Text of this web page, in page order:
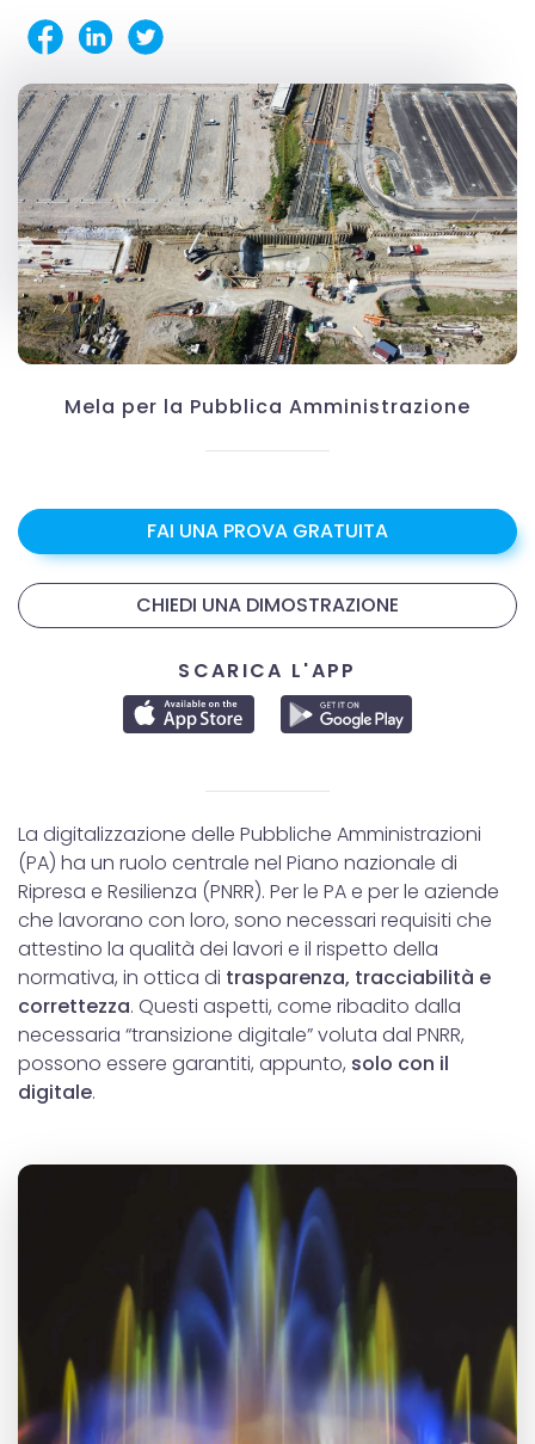
Mela per la Pubblica Amministrazione
FAI UNA PROVA GRATUITA
CHIEDI UNA DIMOSTRAZIONE
SCARICA L'APP
La digitalizzazione delle Pubbliche Amministrazioni
(PA) ha un ruolo centrale nel Piano nazionale di
Ripresa e Resilienza (PNRR). Per le PA e per le aziende
che lavorano con loro, sono necessari requisiti che
attestino la qualità dei lavori e il rispetto della
normativa, in ottica di trasparenza, tracciabilità e
correttezza. Questi aspetti, come ribadito dalla
necessaria “transizione digitale” voluta dal PNRR,
possono essere garantiti, appunto, solo con il
digitale.